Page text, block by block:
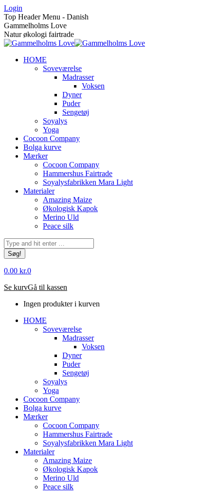
Skip
to
content
Login
Top Header Menu - Danish
Gammelholms Love
Natur økologi fairtrade
HOME
Soveværelse
Madrasser
Voksen
Dyner
Puder
Sengetøj
Soyalys
Yoga
Cocoon Company
Bolga kurve
Mærker
Cocoon Company
Hammershus Fairtrade
Soyalysfabrikken Mara Light
Materialer
Amazing Maize
Økologisk Kapok
Merino Uld
Peace silk
Søg:
0.00 kr.0
Se kurvGå til kassen
Ingen produkter i kurven
HOME
Soveværelse
Madrasser
Voksen
Dyner
Puder
Sengetøj
Soyalys
Yoga
Cocoon Company
Bolga kurve
Mærker
Cocoon Company
Hammershus Fairtrade
Soyalysfabrikken Mara Light
Materialer
Amazing Maize
Økologisk Kapok
Merino Uld
Peace silk